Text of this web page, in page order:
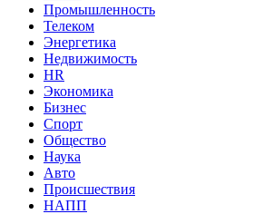
Промышленность
Телеком
Энергетика
Недвижимость
HR
Экономика
Бизнес
Спорт
Общество
Наука
Авто
Происшествия
НАПП